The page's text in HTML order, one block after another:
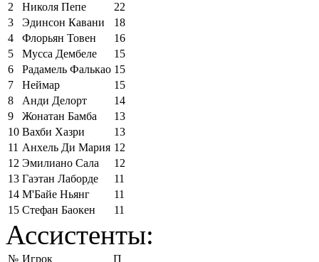
2
Николя Пепе
22
3
Эдинсон Кавани
18
4
Флорьян Товен
16
5
Мусса Дембеле
15
6
Радамель Фалькао 15
7
Неймар
15
8
Анди Делорт
14
9
Жонатан Бамба
13
10 Вахби Хазри
13
11 Анхель Ди Мария 12
12 Эмилиано Сала
12
13 Гаэтан Лаборде
11
14 М'Байе Ньянг
11
15 Стефан Баокен 11
Ассистенты:
№ Игрок
П